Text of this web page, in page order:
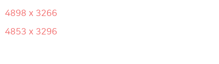
4898 x 3266
4853 x 3296